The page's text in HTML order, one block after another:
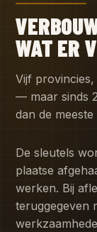
WAT ER
Vijf
— maar sinds
dan de
De sleutels
plaatse
werken. Bij
teruggegeven